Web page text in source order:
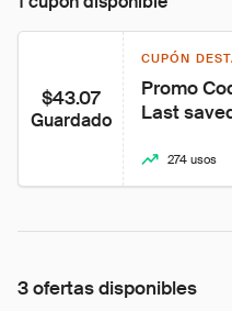
$43.07
Guardado
CUPÓN
Promo
Last
274 usos
3 ofertas disponibles